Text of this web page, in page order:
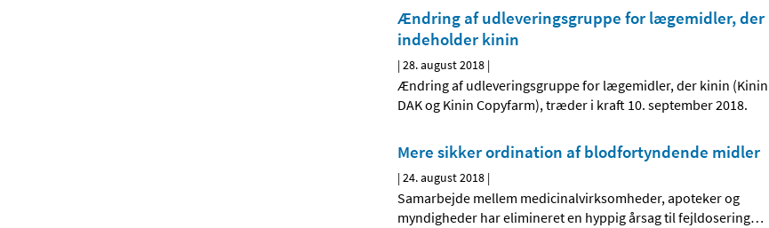
Ændring af udleveringsgruppe for lægemidler, der
indeholder kinin
|28. august 2018 |
Ændring af udleveringsgruppe for lægemidler, der kinin (Kinin
DAK og Kinin Copyfarm), træder i kraft 10. september 2018.
Mere sikker ordination af blodfortyndende midler
|24. august 2018 |
Samarbejde mellem medicinalvirksomheder, apoteker og
myndigheder har elimineret en hyppig årsag til fejldosering…